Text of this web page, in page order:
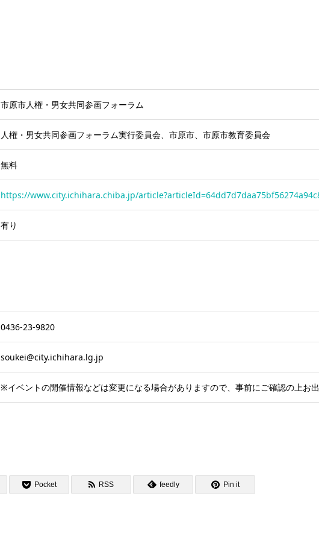
市原市人権・男女共同参画フォーラム
人権・男女共同参画フォーラム実行委員会、市原市、市原市教育委員会
無料
https://www.city.ichihara.chiba.jp/
有り
0436-23-9820
soukei@city.ichihara.lg.jp
※イベントの開催情報などは変更になる場合がありますので、事前にご確認の上お
Pocket RSS feedly Pin it